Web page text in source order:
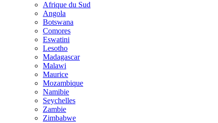
Afrique du Sud
Angola
Botswana
Comores
Eswatini
Lesotho
Madagascar
Malawi
Maurice
Mozambique
Namibie
Seychelles
Zambie
Zimbabwe